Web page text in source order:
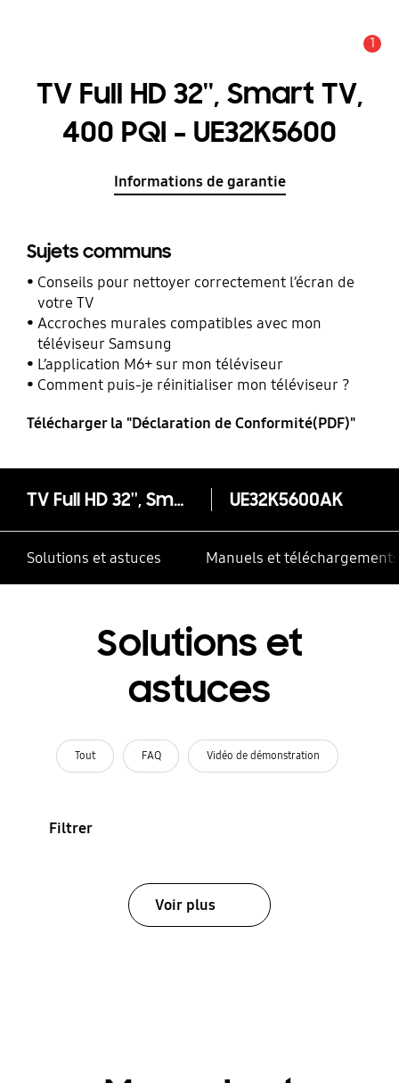
1
TV Full HD 32'', Smart TV,
400 PQI - UE32K5600
Informations de garantie
Sujets communs
Conseils pour nettoyer correctement l’écran de
votre TV
Accroches murales compatibles avec mon
téléviseur Samsung
L’application M6+ sur mon téléviseur
Comment puis-je réinitialiser mon téléviseur ?
Télécharger la "Déclaration de Conformité(PDF)"
TV Full HD 32'', Smart TV, 400 PQI - UE32K5600 UE32K5600AK
Solutions et astuces Manuels et téléchargements
Solutions et
astuces
Tout FAQ Vidéo de démonstration
Filtrer
Voir plus